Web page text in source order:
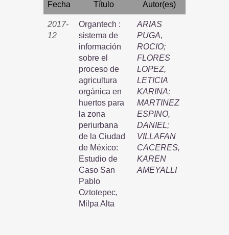
Fecha Título Autor(es)
2017-
12
Organtech :
sistema de
información
sobre el
proceso de
agricultura
orgánica en
huertos para
la zona
periurbana
de la Ciudad
de México:
Estudio de
Caso San
Pablo
Oztotepec,
Milpa Alta
ARIAS
PUGA,
ROCIO;
FLORES
LOPEZ,
LETICIA
KARINA;
MARTINEZ
ESPINO,
DANIEL;
VILLAFAN
CACERES,
KAREN
AMEYALLI